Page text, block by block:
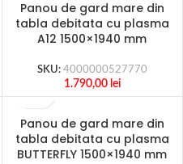
Panou de gard mare din
tabla debitata cu plasma
A12 1500×1940 mm
SKU: 4000000527770
1.790,00 lei
Panou de gard mare din
tabla debitata cu plasma
BUTTERFLY 1500×1940 mm